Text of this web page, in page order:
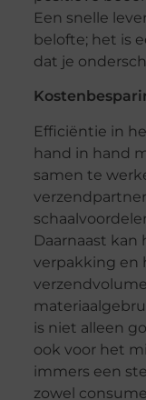
Een snelle
belofte; het is
dat je
Efficiëntie in
hand in hand
samen te
Daarnaast
verpakking en
is niet alleen
ook voor het
immers een
zowel